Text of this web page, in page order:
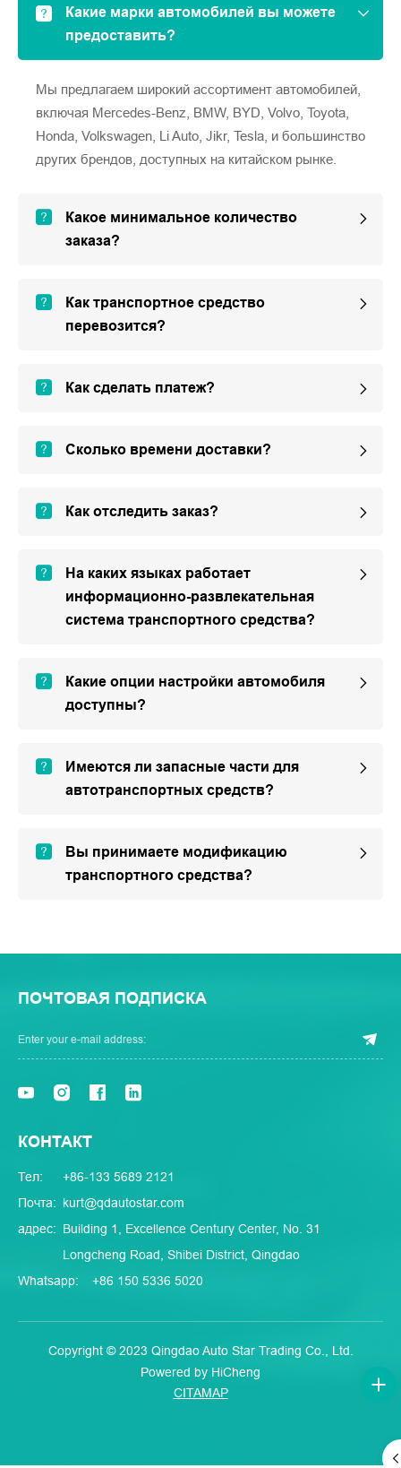
Какие марки автомобилей вы можете
предоставить?
Мы предлагаем широкий ассортимент автомобилей,
включая Mercedes-Benz, BMW, BYD, Volvo, Toyota,
Honda, Volkswagen, Li Auto, Jikr, Tesla, и большинство
других брендов, доступных на китайском рынке.
Какое минимальное количество
заказа?
Как транспортное средство
перевозится?
Как сделать платеж?
Сколько времени доставки?
Как отследить заказ?
На каких языках работает
информационно-развлекательная
система транспортного средства?
Какие опции настройки автомобиля
доступны?
Имеются ли запасные части для
автотранспортных средств?
Вы принимаете модификацию
транспортного средства?
ПОЧТОВАЯ ПОДПИСКА
КОНТАКТ
Тел:
+86-133 5689 2121
Почта: kurt@qdautostar.com
адрес: Building 1, Excellence Century Center, No. 31
Longcheng Road, Shibei District, Qingdao
Whatsapp:
+86 150 5336 5020
Copyright © 2023 Qingdao Auto Star Trading Co., Ltd.
Powered by HiCheng
CITAMAP